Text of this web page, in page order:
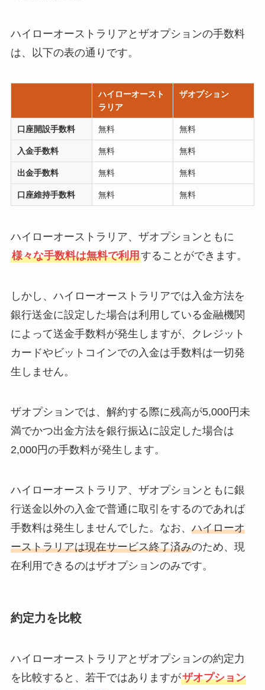
ハイローオーストラリアとザオプションの手数料
は、以下の表の通りです。
ハイローオースト
ラリア
ザオプション
口座開設手数料 無料 無料
入金手数料 無料 無料
出金手数料 無料 無料
口座維持手数料 無料 無料
ハイローオーストラリア、ザオプションともに
様々な手数料は無料で利用することができます。
しかし、ハイローオーストラリアでは入金方法を
銀行送金に設定した場合は利用している金融機関
によって送金手数料が発生しますが、クレジット
カードやビットコインでの入金は手数料は一切発
生しません。
ザオプションでは、解約する際に残高が5,000円未
満でかつ出金方法を銀行振込に設定した場合は
2,000円の手数料が発生します。
ハイローオーストラリア、ザオプションともに銀
行送金以外の入金で普通に取引をするのであれば
手数料は発生しませんでした。なお、 ハイローオ
ーストラリアは現在サービス終了済みのため、現
在利用できるのはザオプションのみです。
約定力を比較
ハイローオーストラリアとザオプションの約定力
を比較すると、若干ではありますがザオプション